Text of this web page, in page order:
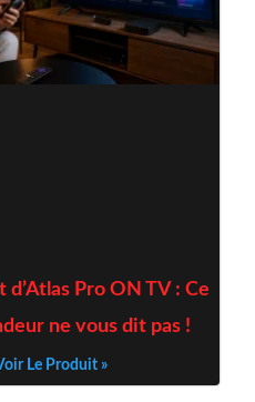
d’Atlas Pro ON TV : Ce
ne vous dit pas !
Le Produit »